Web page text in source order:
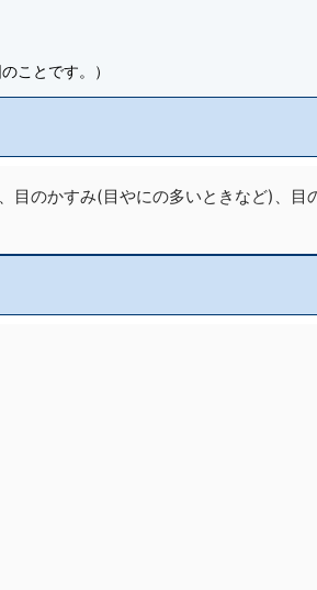
ことです。）
のかすみ(目やにの多いときなど)、目